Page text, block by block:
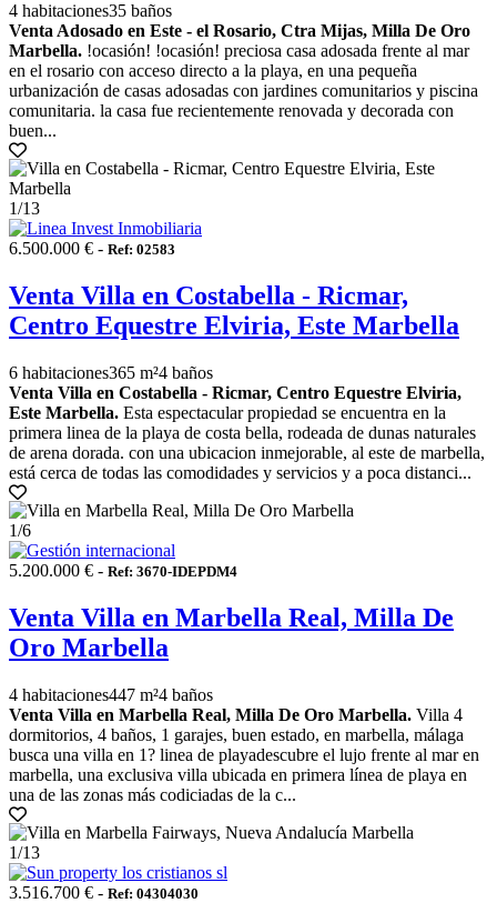
4 habitaciones35 baños
Venta Adosado en Este - el Rosario, Ctra Mijas, Milla De Oro
Marbella. !ocasión! !ocasión! preciosa casa adosada frente al mar
en el rosario con acceso directo a la playa, en una pequeña
urbanización de casas adosadas con jardines comunitarios y piscina
comunitaria. la casa fue recientemente renovada y decorada con
buen...
1/13
6.500.000 € - Ref: 02583
Venta Villa en Costabella - Ricmar,
Centro Equestre Elviria, Este Marbella
6 habitaciones365 m²4 baños
Venta Villa en Costabella - Ricmar, Centro Equestre Elviria,
Este Marbella. Esta espectacular propiedad se encuentra en la
primera linea de la playa de costa bella, rodeada de dunas naturales
de arena dorada. con una ubicacion inmejorable, al este de marbella,
está cerca de todas las comodidades y servicios y a poca distanci...
1/6
5.200.000 € - Ref: 3670-IDEPDM4
Venta Villa en Marbella Real, Milla De
Oro Marbella
4 habitaciones447 m²4 baños
Venta Villa en Marbella Real, Milla De Oro Marbella. Villa 4
dormitorios, 4 baños, 1 garajes, buen estado, en marbella, málaga
busca una villa en 1? linea de playadescubre el lujo frente al mar en
marbella, una exclusiva villa ubicada en primera línea de playa en
una de las zonas más codiciadas de la c...
1/13
3.516.700 € - Ref: 04304030